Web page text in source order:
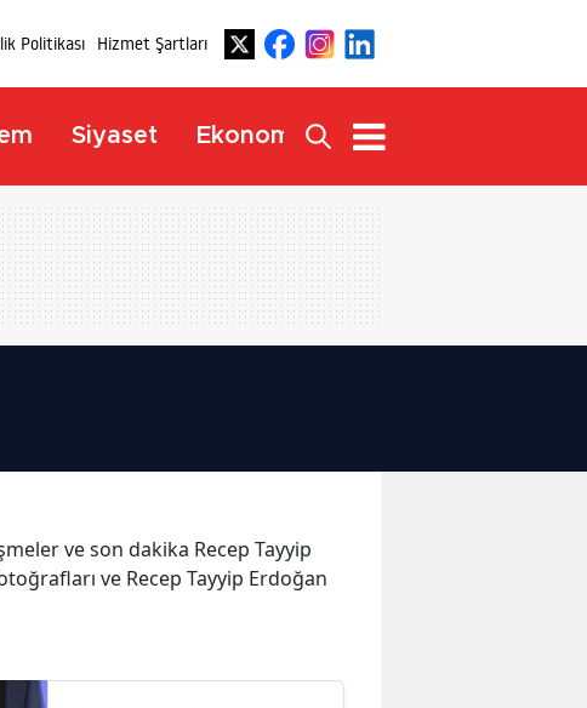
Politikası Hizmet Şartları
Siyaset Ekonomi Yaşam
ve son dakika Recep Tayyip
ve Recep Tayyip Erdoğan